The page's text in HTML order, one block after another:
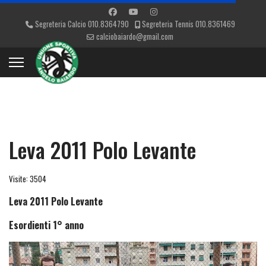
Segreteria Calcio 010.8364790
Segreteria Tennis 010.8361469
calciobaiardo@gmail.com
Leva 2011 Polo Levante
Visite: 3504
Leva 2011 Polo Levante
Esordienti 1° anno